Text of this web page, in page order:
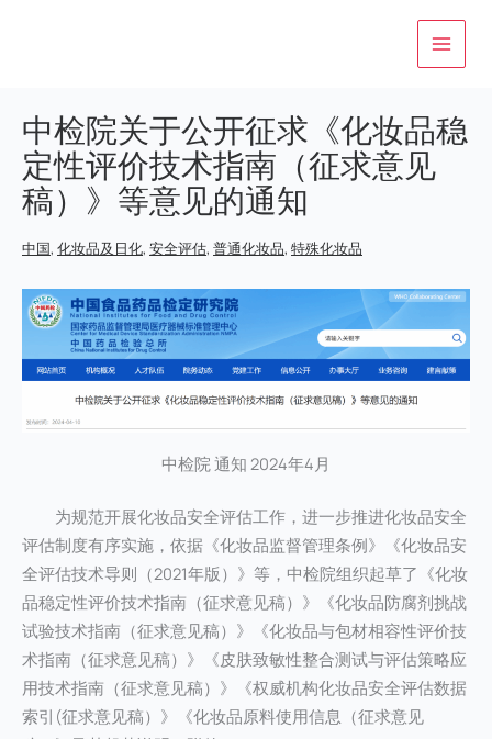
中检院关于公开征求《化妆品稳
定性评价技术指南（征求意见
稿）》等意见的通知
中国, 化妆品及日化, 安全评估, 普通化妆品, 特殊化妆品
中检院 通知 2024年4月
为规范开展化妆品安全评估工作，进一步推进化妆品安全
评估制度有序实施，依据《化妆品监督管理条例》《化妆品安
全评估技术导则（2021年版）》等，中检院组织起草了《化妆
品稳定性评价技术指南（征求意见稿）》《化妆品防腐剂挑战
试验技术指南（征求意见稿）》《化妆品与包材相容性评价技
术指南（征求意见稿）》《皮肤致敏性整合测试与评估策略应
用技术指南（征求意见稿）》《权威机构化妆品安全评估数据
索引(征求意见稿）》《化妆品原料使用信息（征求意见